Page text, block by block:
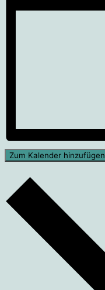
Zum Kalender hinzufügen